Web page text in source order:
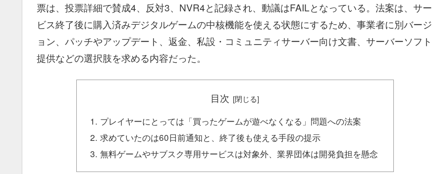
票は、投票詳細で賛成4、反対3、NVR4と記録され、動議はFAILとなっている。法案は、サー
ビス終了後に購入済みデジタルゲームの中核機能を使える状態にするため、事業者に別バージ
ョン、パッチやアップデート、返金、私設・コミュニティサーバー向け文書、サーバーソフト
提供などの選択肢を求める内容だった。
目次
プレイヤーにとっては「買ったゲームが遊べなくなる」問題への法案
求めていたのは60日前通知と、終了後も使える手段の提示
無料ゲームやサブスク専用サービスは対象外、業界団体は開発負担を懸念